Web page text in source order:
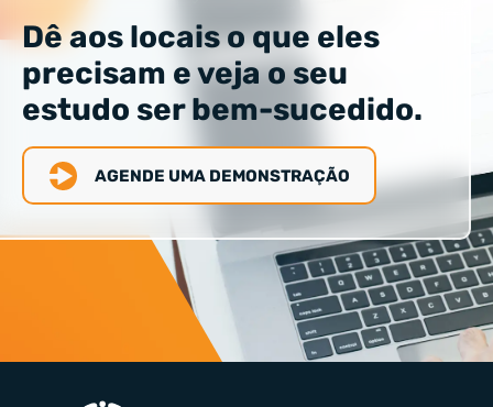
Dê aos locais o que eles
precisam e veja o seu
estudo ser bem-sucedido.
AGENDE UMA DEMONSTRAÇÃO